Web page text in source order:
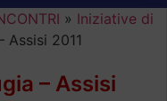
» Iniziative di
Assisi 2011
– Assisi